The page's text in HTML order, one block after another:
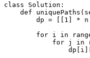
class Solution:
def
dp = [[1] *
for i in
for j in